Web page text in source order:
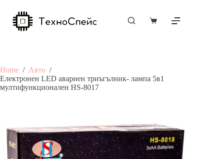
content
Shopping
Home / Авто /
Електронен LED авариен триъгълник- лампа 5в1
мултифункционален HS-8017